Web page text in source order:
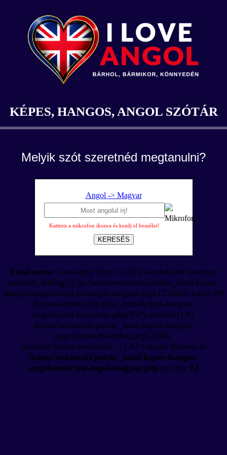
KÉPES, HANGOS, ANGOL SZÓTÁR
Melyik szót szeretnéd megtanulni?
Angol -> Magyar
Kattints a mikrofon ikonra és kezdj el beszélni!
KERESÉS
Fatal error: Uncaught Error: Call to undefined function
connect_dbEng2() in /home/webmulti/public_html/kepes-
hangos-angolszotar.hu/angol-magyar.php:12 Stack trace: #0
/home/webmulti/public_html/kepes-hangos-
angolszotar.hu/szotar.php(892): include() #1
/home/webmulti/public_html/kepes-hangos-
angolszotar.hu/index.php(2349):
include('/home/webmulti/...') #2 {main} thrown in
/home/webmulti/public_html/kepes-hangos-
angolszotar.hu/angol-magyar.php on line 12